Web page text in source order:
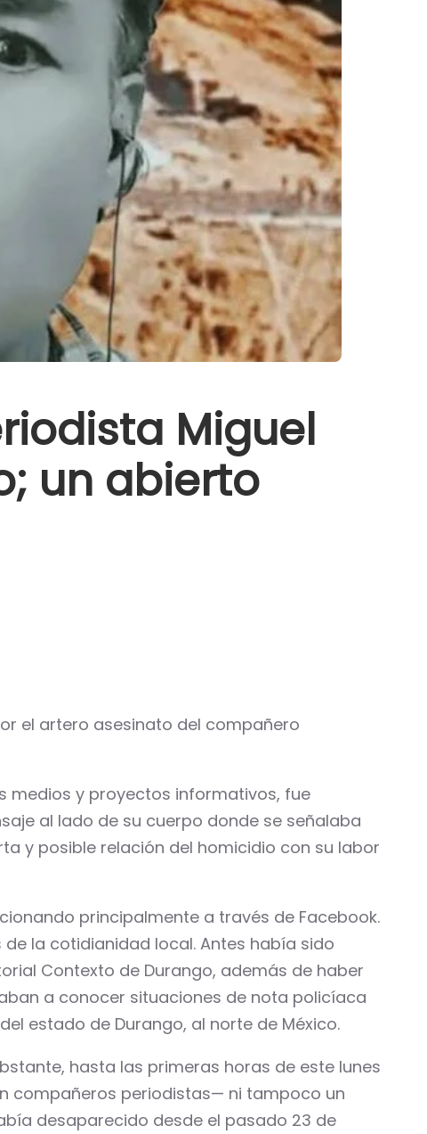
Miguel
un abierto
el artero asesinato del compañero
medios y proyectos informativos, fue
al lado de su cuerpo donde se señalaba
y posible relación del homicidio con su labor
principalmente a través de Facebook.
la cotidianidad local. Antes había sido
Contexto de Durango, además de haber
a conocer situaciones de nota policíaca
estado de Durango, al norte de México.
hasta las primeras horas de este lunes
compañeros periodistas— ni tampoco un
desaparecido desde el pasado 23 de